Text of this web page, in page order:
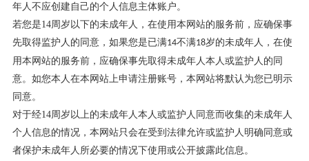
年人不应创建自己的个人信息主体账户。
若您是14周岁以下的未成年人，在使用本网站的服务前，应确保事
先取得监护人的同意，如果您是已满14不满18岁的未成年人，在使
用本网站的服务前，应确保事先取得未成年人本人或监护人的同
意。如您本人在本网站上申请注册账号，本网站将默认为您已明示
同意。
对于经14周岁以上的未成年人本人或监护人同意而收集的未成年人
个人信息的情况，本网站只会在受到法律允许或监护人明确同意或
者保护未成年人所必要的情况下使用或公开披露此信息。